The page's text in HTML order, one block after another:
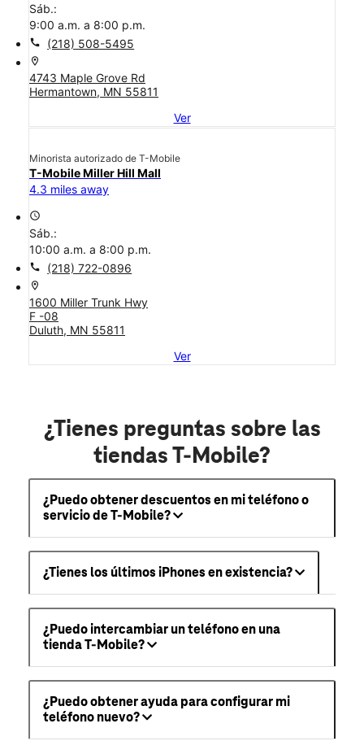
Sáb.:
9:00 a.m. a 8:00 p.m.
call (218) 508-5495
location_on
4743 Maple Grove Rd
Hermantown, MN 55811
Ver
Minorista autorizado de T-Mobile
T-Mobile Miller Hill Mall
4.3 miles away
access_time
Sáb.:
10:00 a.m. a 8:00 p.m.
call (218) 722-0896
location_on
1600 Miller Trunk Hwy
F -08
Duluth, MN 55811
Ver
¿Tienes preguntas sobre las
tiendas T-Mobile?
¿Puedo obtener descuentos en mi teléfono o
servicio de T-Mobile?
¿Tienes los últimos iPhones en existencia?
¿Puedo intercambiar un teléfono en una
tienda T-Mobile?
¿Puedo obtener ayuda para configurar mi
teléfono nuevo?